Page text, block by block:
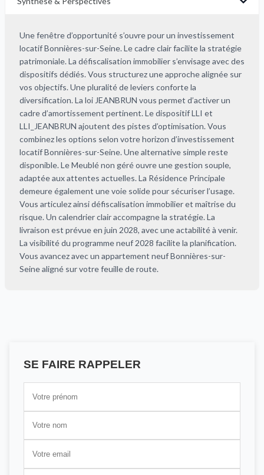
Une fenêtre d’opportunité s’ouvre pour un investissement
locatif Bonnières-sur-Seine. Le cadre clair facilite la stratégie
patrimoniale. La défiscalisation immobilier s’envisage avec des
dispositifs dédiés. Vous structurez une approche alignée sur
vos objectifs. Une pluralité de leviers conforte la
diversification. La loi JEANBRUN vous permet d’activer un
cadre d’amortissement pertinent. Le dispositif LLI et
LLI_JEANBRUN ajoutent des pistes d’optimisation. Vous
combinez les options selon votre horizon d’investissement
locatif Bonnières-sur-Seine. Une alternative simple reste
disponible. Le Meublé non géré ouvre une gestion souple,
adaptée aux attentes actuelles. La Résidence Principale
demeure également une voie solide pour sécuriser l’usage.
Vous articulez ainsi défiscalisation immobilier et maîtrise du
risque. Un calendrier clair accompagne la stratégie. La
livraison est prévue en juin 2028, avec une actabilité à venir.
La visibilité du programme neuf 2028 facilite la planification.
Vous avancez avec un appartement neuf Bonnières-sur-
Seine aligné sur votre feuille de route.
SE FAIRE RAPPELER